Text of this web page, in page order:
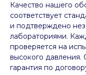
Качество нашего
соответствует
и подтверждено
лабораториями.
проверяется на
высокого давления.
гарантия по